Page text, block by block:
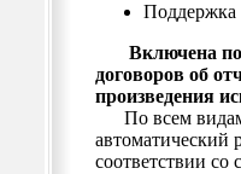
Поддержка
Включена
договоров об
произведения
По всем видам
автоматический
соответствии